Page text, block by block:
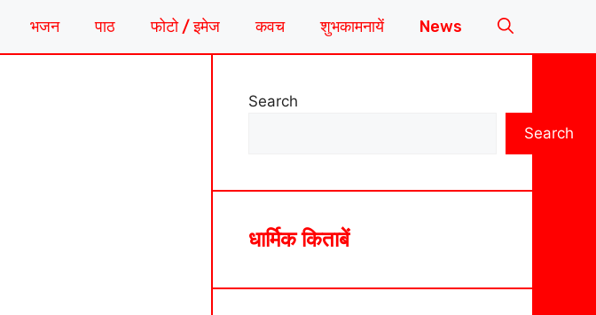
भजन पाठ फोटो / इमेज कवच शुभकामनायें News
Search
Search
धार्मिक किताबें